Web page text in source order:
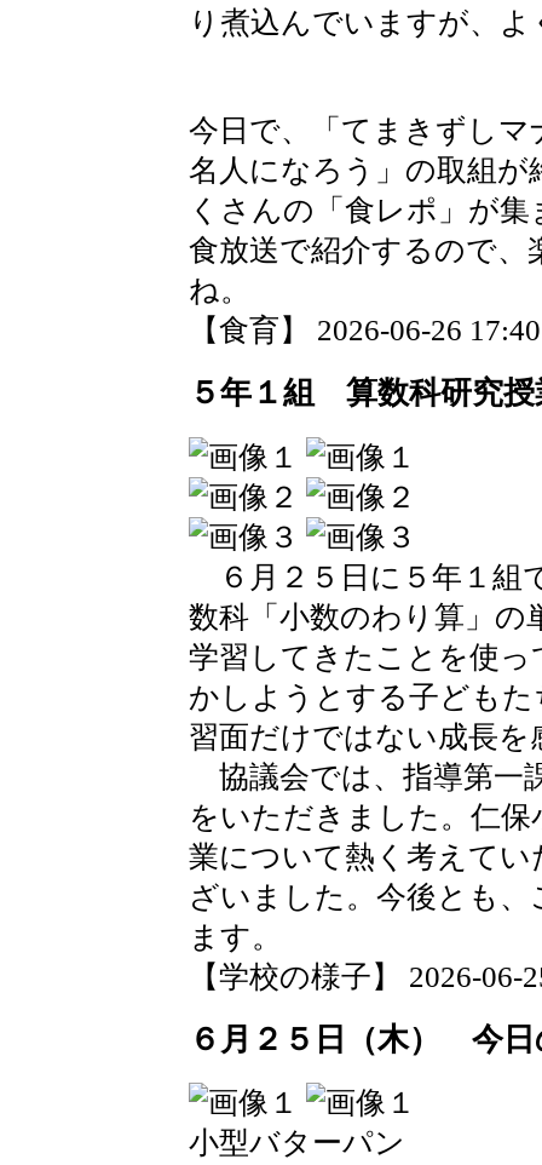
り煮込んでいますが、
今日で、「てまきずし
名人になろう」の取組
くさんの「食レポ」が
食放送で紹介するので
ね。
【食育】 2026-06-26
５年１組 算数科研究授
６月２５日に５年１組
数科「小数のわり算」の
学習してきたことを使
かしようとする子ども
習面だけではない成長を
協議会では、指導第一
をいただきました。仁
業について熱く考えて
ざいました。今後とも
ます。
【学校の様子】 2026-06-
６月２５日（木） 今日
小型バターパン